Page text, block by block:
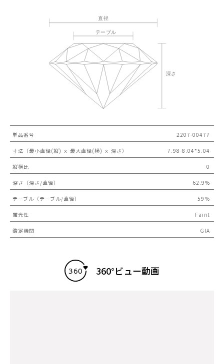
単品番号 2207-00477
寸法（最小直径(縦) ｘ 最大直径(横) ｘ 深さ） 7.98-8.04*5.04
縦横比 0
深さ（深さ/直径） 62.9%
テーブル（テーブル/直径） 59％
蛍光性 Faint
鑑定機関 GIA
360°ビュー動画